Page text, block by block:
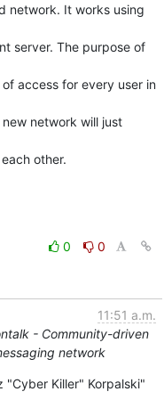
network. It works using
server. The purpose of
access for every user in
network will just
other.
0
0
11:51 a.m.
- Community-driven
network
Killer" Korpalski"